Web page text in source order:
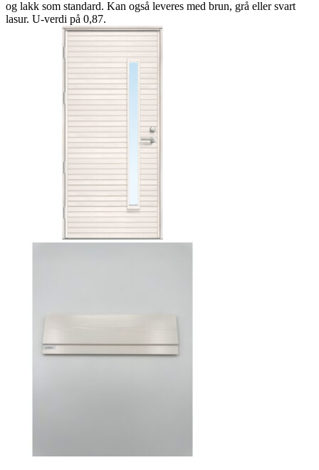
og lakk som standard. Kan også leveres med brun, grå eller svart
lasur. U-verdi på 0,87.